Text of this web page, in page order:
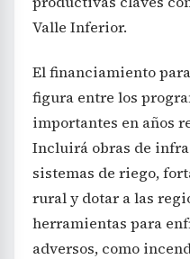
Valle Inferior.
El financiamiento
figura entre los
importantes en años
Incluirá obras de
sistemas de riego,
rural y dotar a las
herramientas para
adversos, como